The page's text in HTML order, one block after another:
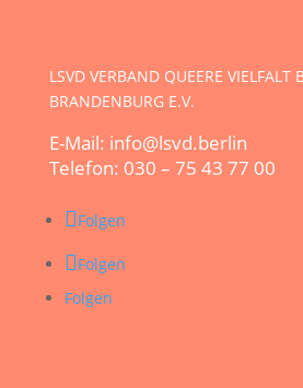
LSVD VERBAND QUEERE VIELFALT
BRANDENBURG E.V.
E-Mail: info@lsvd.berlin
Telefon: 030 – 75 43 77 00
Folgen
Folgen
Folgen